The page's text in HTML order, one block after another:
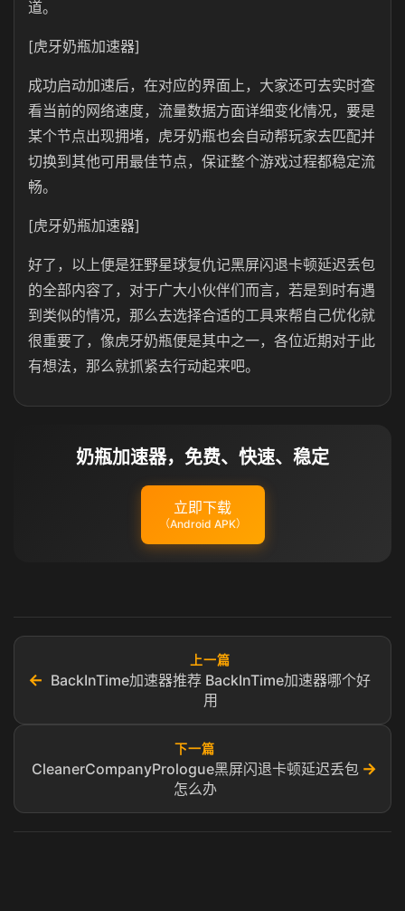
道。
[虎牙奶瓶加速器]
成功启动加速后，在对应的界面上，大家还可去实时查
看当前的网络速度，流量数据方面详细变化情况，要是
某个节点出现拥堵，虎牙奶瓶也会自动帮玩家去匹配并
切换到其他可用最佳节点，保证整个游戏过程都稳定流
畅。
[虎牙奶瓶加速器]
好了，以上便是狂野星球复仇记黑屏闪退卡顿延迟丢包
的全部内容了，对于广大小伙伴们而言，若是到时有遇
到类似的情况，那么去选择合适的工具来帮自己优化就
很重要了，像虎牙奶瓶便是其中之一，各位近期对于此
有想法，那么就抓紧去行动起来吧。
奶瓶加速器，免费、快速、稳定
立即下载
（Android APK）
←
上一篇
BackInTime加速器推荐 BackInTime加速器哪个好
用
下一篇
CleanerCompanyPrologue黑屏闪退卡顿延迟丢包
怎么办
→